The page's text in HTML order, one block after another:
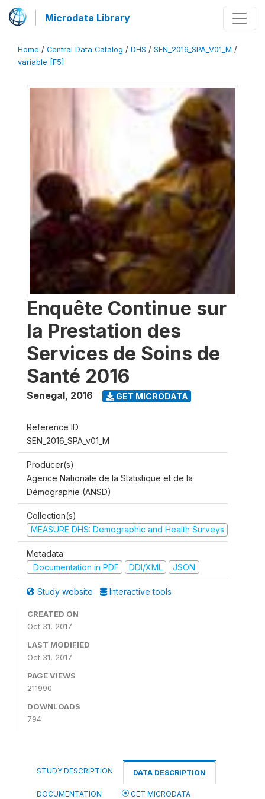
Microdata Library
Home / Central Data Catalog / DHS / SEN_2016_SPA_V01_M /
variable [F5]
Enquête Continue sur
la Prestation des
Services de Soins de
Santé 2016
Senegal, 2016 GET MICRODATA
Reference ID
SEN_2016_SPA_v01_M
Producer(s)
Agence Nationale de la Statistique et de la
Démographie (ANSD)
Collection(s)
MEASURE DHS: Demographic and Health Surveys
Metadata
Documentation in PDF
DDI/XML JSON
Study website Interactive tools
CREATED ON
Oct 31, 2017
LAST MODIFIED
Oct 31, 2017
PAGE VIEWS
211990
DOWNLOADS
794
STUDY DESCRIPTION DATA DESCRIPTION
DOCUMENTATION GET MICRODATA